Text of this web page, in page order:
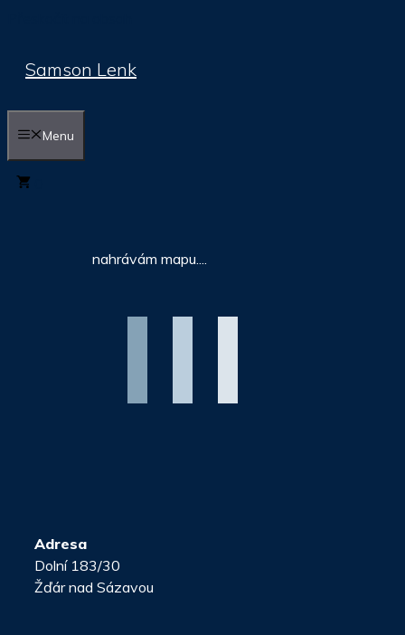
Samson Lenk
Menu
nahrávám mapu....
Adresa
Dolní 183/30
Žďár nad Sázavou